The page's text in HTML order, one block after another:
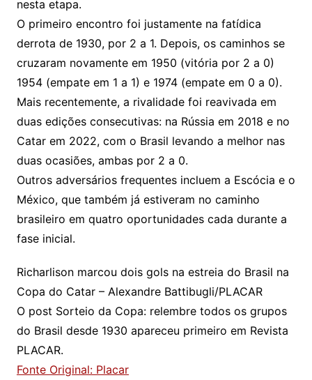
nesta etapa.
O primeiro encontro foi justamente na fatídica
derrota de 1930, por 2 a 1. Depois, os caminhos se
cruzaram novamente em 1950 (vitória por 2 a 0)
1954 (empate em 1 a 1) e 1974 (empate em 0 a 0).
Mais recentemente, a rivalidade foi reavivada em
duas edições consecutivas: na Rússia em 2018 e no
Catar em 2022, com o Brasil levando a melhor nas
duas ocasiões, ambas por 2 a 0.
Outros adversários frequentes incluem a Escócia e o
México, que também já estiveram no caminho
brasileiro em quatro oportunidades cada durante a
fase inicial.
Richarlison marcou dois gols na estreia do Brasil na
Copa do Catar – Alexandre Battibugli/PLACAR
O post Sorteio da Copa: relembre todos os grupos
do Brasil desde 1930 apareceu primeiro em Revista
PLACAR.
Fonte Original: Placar